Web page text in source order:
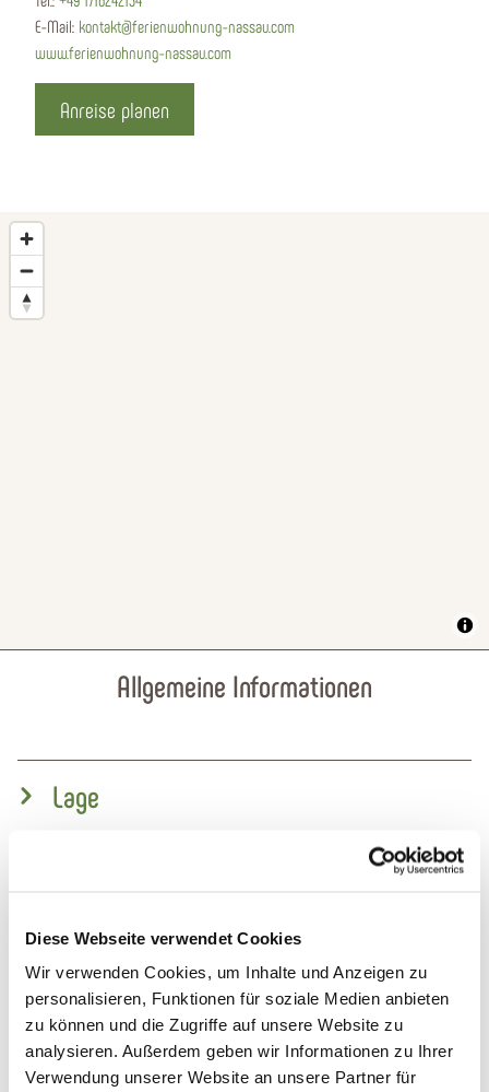
Diese Webseite verwendet Cookies
Wir verwenden Cookies, um Inhalte und Anzeigen zu
personalisieren, Funktionen für soziale Medien anbieten
zu können und die Zugriffe auf unsere Website zu
analysieren. Außerdem geben wir Informationen zu Ihrer
Verwendung unserer Website an unsere Partner für
E-Mail: kontakt@ferienwohnung-nassau.com
www.ferienwohnung-nassau.com
Anreise planen
Allgemeine Informationen
Lage
Ausstattung Zimmer/Appartement
Einrichtungen Betrieb
Fremdsprachen